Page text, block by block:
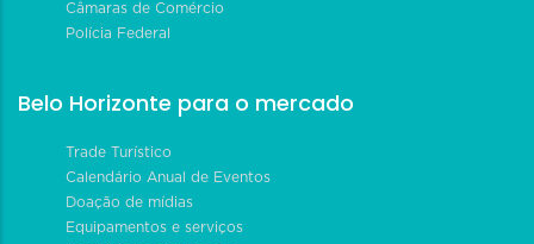
Câmaras de Comércio
Polícia Federal
Belo Horizonte para o mercado
Trade Turístico
Calendário Anual de Eventos
Doação de mídias
Equipamentos e serviços